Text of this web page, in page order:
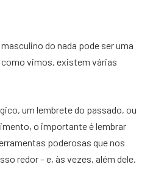
do nada pode ser uma
vimos, existem várias
um lembrete do passado, ou
o importante é lembrar
poderosas que nos
redor – e, às vezes, além dele.